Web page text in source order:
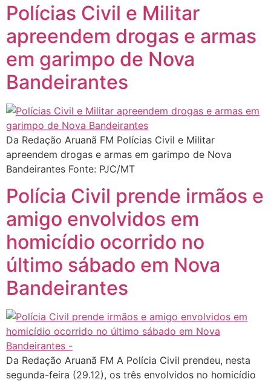
Polícias Civil e Militar
apreendem drogas e armas
em garimpo de Nova
Bandeirantes
Da Redação Aruanã FM Polícias Civil e Militar
apreendem drogas e armas em garimpo de Nova
Bandeirantes Fonte: PJC/MT
Polícia Civil prende irmãos e
amigo envolvidos em
homicídio ocorrido no
último sábado em Nova
Bandeirantes
Da Redação Aruanã FM A Polícia Civil prendeu, nesta
segunda-feira (29.12), os três envolvidos no homicídio